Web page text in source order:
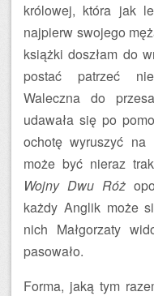
królowej, która jak
najpierw swojego
książki doszłam do
postać patrzeć
Waleczna do
udawała się po
ochotę wyruszyć
może być nieraz
Wojny Dwu Róż
każdy Anglik może
nich Małgorzaty
pasowało.
Forma, jaką tym